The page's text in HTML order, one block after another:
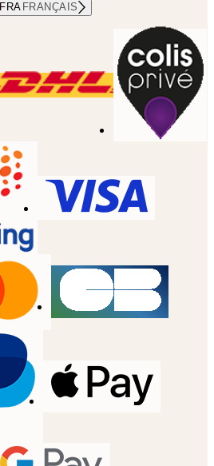
FRA FRANÇAIS